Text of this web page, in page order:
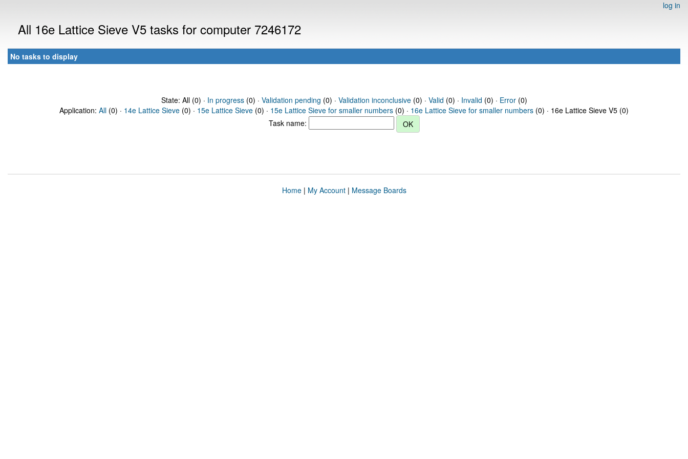
log in
All 16e Lattice Sieve V5 tasks for computer 7246172
No tasks to display
State: All (0) · In progress(0) · Validation pending (0) · Validation inconclusive(0) · Valid (0) · Invalid (0) · Error(0)
Application: All (0) · 14e Lattice Sieve (0) · 15e Lattice Sieve (0) · 15e Lattice Sieve for smaller numbers (0) · 16e Lattice Sieve for smaller numbers (0) · 16e Lattice Sieve V5 (0)
Task name:
Home| My Account| Message Boards